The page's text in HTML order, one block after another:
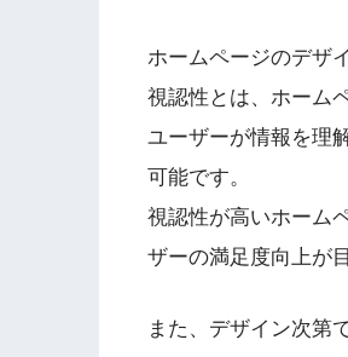
ホームページのデザ
視認性とは、ホーム
ユーザーが情報を理
可能です。
視認性が高いホーム
ザーの満足度向上が
また、デザイン次第